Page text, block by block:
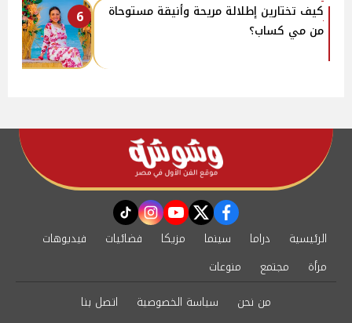
6
كيف تختارين إطلالة مريحة وأنيقة مستوحاة
من مي كساب؟
facebook
twitter
youtube
instagram
tiktok
الرئيسية دراما سينما مزيكا فضائيات
فيديوهات
مرأة
مجتمع
منوعات
من نحن
سياسة الخصوصية اتصل بنا